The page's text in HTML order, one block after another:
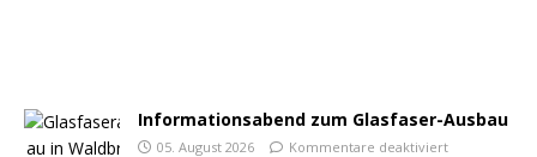
Informationsabend zum Glasfaser-Ausbau
05. August 2026 Kommentare deaktiviert